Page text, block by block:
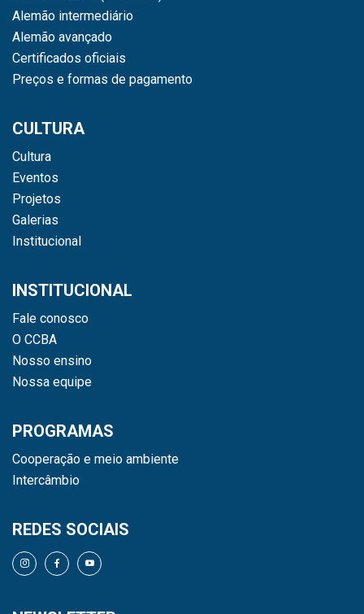
Alemão intermediário
Alemão avançado
Certificados oficiais
Preços e formas de pagamento
CULTURA
Cultura
Eventos
Projetos
Galerias
Institucional
INSTITUCIONAL
Fale conosco
O CCBA
Nosso ensino
Nossa equipe
PROGRAMAS
Cooperação e meio ambiente
Intercâmbio
REDES SOCIAIS